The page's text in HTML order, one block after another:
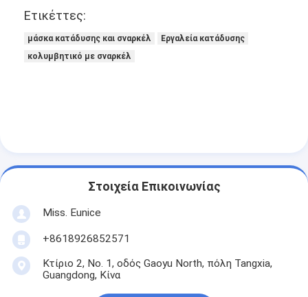
Ετικέττες:
μάσκα κατάδυσης και σναρκέλ
Εργαλεία κατάδυσης
κολυμβητικό με σναρκέλ
Στοιχεία Επικοινωνίας
Miss. Eunice
+8618926852571
Κτίριο 2, Νο. 1, οδός Gaoyu North, πόλη Tangxia,
Guangdong, Κίνα